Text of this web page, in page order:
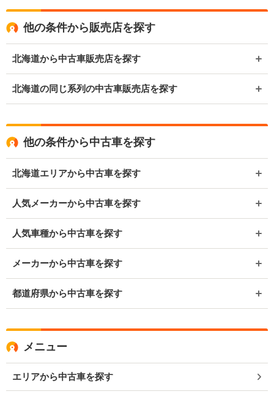
他の条件から販売店を探す
北海道から中古車販売店を探す
北海道の同じ系列の中古車販売店を探す
他の条件から中古車を探す
北海道エリアから中古車を探す
人気メーカーから中古車を探す
人気車種から中古車を探す
メーカーから中古車を探す
都道府県から中古車を探す
メニュー
エリアから中古車を探す